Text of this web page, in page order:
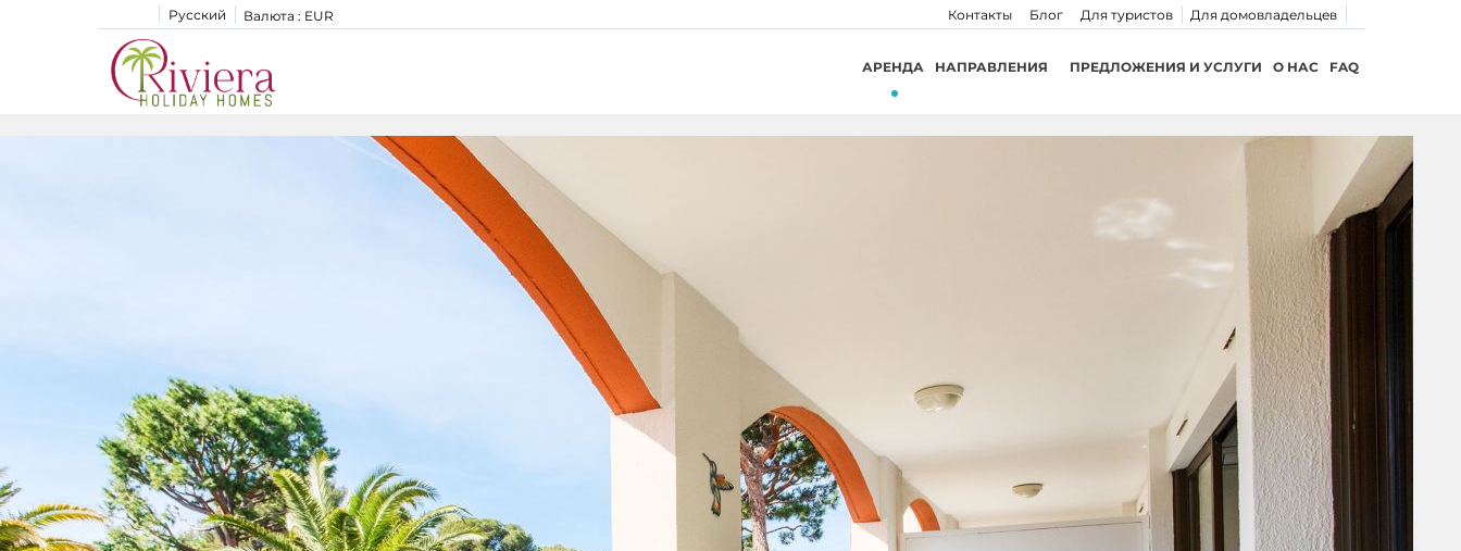
Русский Валюта : EUR Для домовладельцев
Для туристов
Блог
Контакты
АРЕНДА НАПРАВЛЕНИЯ ПРЕДЛОЖЕНИЯ И УСЛУГИ О НАС FAQ